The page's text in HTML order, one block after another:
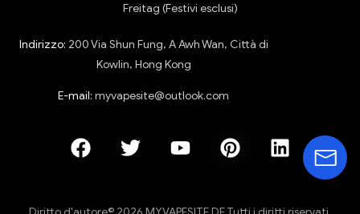
Freitag (Festivi esclusi)
Indirizzo: 200 Via Shun Fung, A Awh Wan, Città di
Kowlin, Hong Kong
E-mail: myvapesite@outlook.com